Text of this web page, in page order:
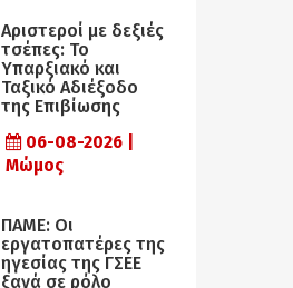
Αριστεροί με δεξιές
τσέπες: Το
Υπαρξιακό και
Ταξικό Αδιέξοδο
της Επιβίωσης
06-08-2026 |
Μώμος
ΠΑΜΕ: Οι
εργατοπατέρες της
ηγεσίας της ΓΣΕΕ
ξανά σε ρόλο